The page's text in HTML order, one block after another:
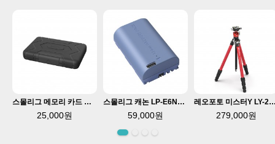
스몰리그 메모리 카드 케이스 3192
25,000원
스몰리그 캐논 LP-E6NH 카메라 배터리 USB-C 충전식 KC인증 2400mAh 4264
59,000원
레오포토 미스터Y LY-224C+LH-25R 카본 삼
279,000원